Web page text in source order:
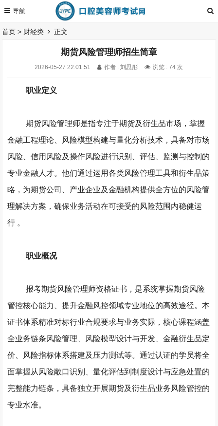
首页 > 财经类 正文
期货风险管理师招生简章
2026-05-27 22:01:51 作者 : 刘思彤 浏览 : 74 次
职业定义
期货风险管理师是指专注于期货及衍生品市场，掌握
金融工程理论、风险模型构建与量化分析技术，具备对市场
风险、信用风险及操作风险进行识别、评估、监测与控制的
专业金融人才。他们通过运用各类风险管理工具和衍生品策
略，为期货公司、产业企业及金融机构提供全方位的风险管
理解决方案，确保业务活动在可接受的风险范围内稳健运
行 。
职业概况
报考期货风险管理师资格证书，是系统掌握期货风险
管控核心能力、提升金融风控领域专业地位的高效途径。本
证书体系精准对标行业合规要求与业务实际，核心课程涵盖
全业务链条风险管理、风险模型设计与开发、金融衍生品定
价、风险指标体系搭建及压力测试等。通过认证的学员将全
面掌握从风险敞口识别、量化评估到制度设计与应急处置的
完整能力链条，具备独立开展期货及衍生品业务风险管控的
专业水准。